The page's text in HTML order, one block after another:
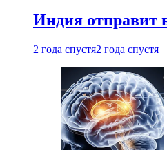
Индия отправит
2 года спустя2 года спустя